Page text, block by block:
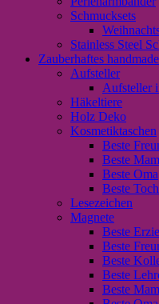
Schmucksets
Stainless Steel
Zauberhaftes handmade
Aufsteller
Aufsteller
Häkeltiere
Holz Deko
Kosmetiktaschen
Beste
Beste
Beste Oma
Beste
Lesezeichen
Magnete
Beste
Beste
Beste
Beste
Beste